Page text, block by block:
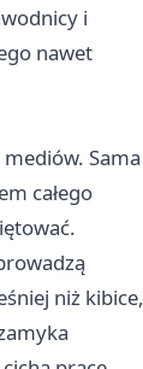
i
nawet
Sama
całego
niż kibice,